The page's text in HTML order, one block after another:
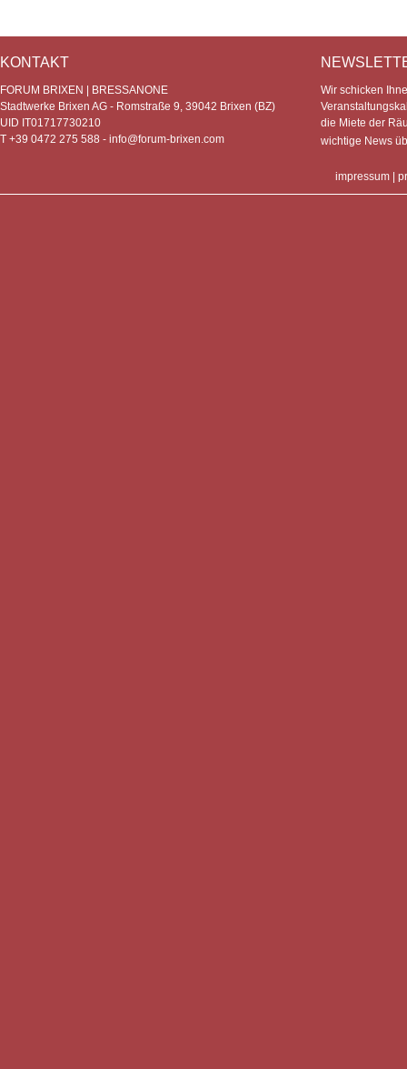
KONTAKT
FORUM BRIXEN | BRESSANONE
Stadtwerke Brixen AG - Romstraße 9, 39042 Brixen (BZ)
UID IT01717730210
T +39 0472 275 588 - info@forum-brixen.com
Wir schicken
die Miete der
wichtige News
impressum